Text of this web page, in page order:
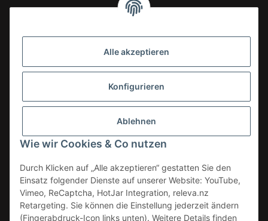
Alle akzeptieren
Konfigurieren
Ablehnen
Wie wir Cookies & Co nutzen
Durch Klicken auf „Alle akzeptieren“ gestatten Sie den
Einsatz folgender Dienste auf unserer Website: YouTube,
Vimeo, ReCaptcha, HotJar Integration, releva.nz
Retargeting. Sie können die Einstellung jederzeit ändern
(Fingerabdruck-Icon links unten). Weitere Details finden